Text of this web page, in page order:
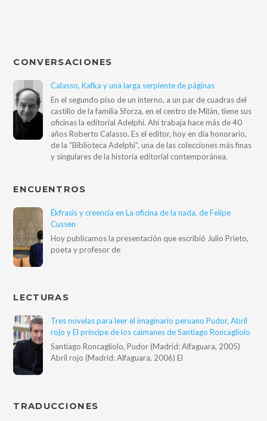
CONVERSACIONES
Calasso, Kafka y una larga serpiente de páginas
En el segundo piso de un interno, a un par de cuadras del
castillo de la familia Sforza, en el centro de Milán, tiene sus
oficinas la editorial Adelphi. Ahí trabaja hace más de 40
años Roberto Calasso. Es el editor, hoy en día honorario,
de la “Biblioteca Adelphi”, una de las colecciones más finas
y singulares de la historia editorial contemporánea.
ENCUENTROS
Ékfrasis y creencia en La oficina de la nada, de Felipe
Cussen
Hoy publicamos la presentación que escribió Julio Prieto,
poeta y profesor de
LECTURAS
Tres novelas para leer el imaginario peruano Pudor, Abril
rojo y El príncipe de los caimanes de Santiago Roncagliolo
Santiago Roncagliolo, Pudor (Madrid: Alfaguara, 2005)
Abril rojo (Madrid: Alfaguara, 2006) El
TRADUCCIONES